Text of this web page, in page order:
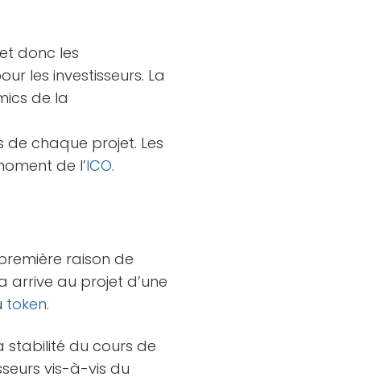
donc les
les investisseurs. La
de la
de chaque projet. Les
de l’ICO.
raison de
arrive au projet d’une
token.
stabilité du cours de
vis-à-vis du